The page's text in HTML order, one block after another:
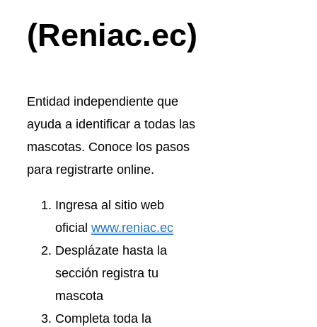
(Reniac.ec)
Entidad independiente que
ayuda a identificar a todas las
mascotas. Conoce los pasos
para registrarte online.
Ingresa al sitio web
oficial www.reniac.ec
Desplázate hasta la
sección registra tu
mascota
Completa toda la